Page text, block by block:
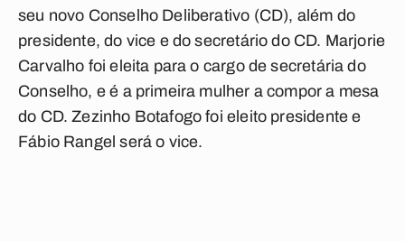
seu novo Conselho Deliberativo (CD), além do
presidente, do vice e do secretário do CD. Marjorie
Carvalho foi eleita para o cargo de secretária do
Conselho, e é a primeira mulher a compor a mesa
do CD. Zezinho Botafogo foi eleito presidente e
Fábio Rangel será o vice.